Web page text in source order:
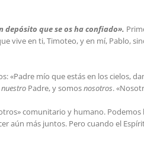
depósito que se os ha confiado».
vive en ti, Timoteo, y en mí, Pablo,
«Padre mío que estás en los cielos,
nuestro Padre, y somosnosotros.
comunitario y humano.
aún más juntos. Pero cuando el